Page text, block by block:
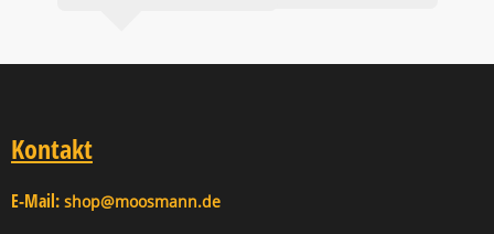
Kontakt
E-Mail: shop@moosmann.de